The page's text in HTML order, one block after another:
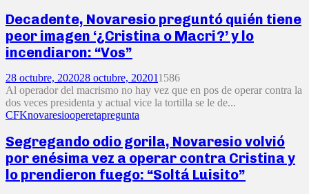
Decadente, Novaresio preguntó quién tiene
peor imagen ‘¿Cristina o Macri?’ y lo
incendiaron: “Vos”
28 octubre, 202028 octubre, 202011586
Al operador del macrismo no hay vez que en pos de operar contra la
dos veces presidenta y actual vice la tortilla se le de...
CFKnovaresiooperetapregunta
Segregando odio gorila, Novaresio volvió
por enésima vez a operar contra Cristina y
lo prendieron fuego: “Soltá Luisito”